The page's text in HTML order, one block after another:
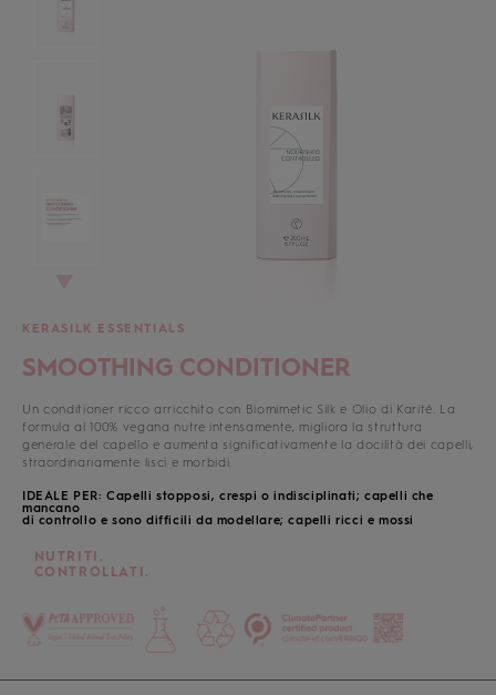
KERASILK ESSENTIALS
SMOOTHING CONDITIONER
Un conditioner ricco arricchito con Biomimetic Silk e Olio di Karité. La
formula al 100% vegana nutre intensamente, migliora la struttura
generale del capello e aumenta significativamente la docilità dei capelli,
straordinariamente lisci e morbidi.
IDEALE PER: Capelli stopposi, crespi o indisciplinati; capelli che
mancano
di controllo e sono difficili da modellare; capelli ricci e mossi
NUTRITI.
CONTROLLATI.